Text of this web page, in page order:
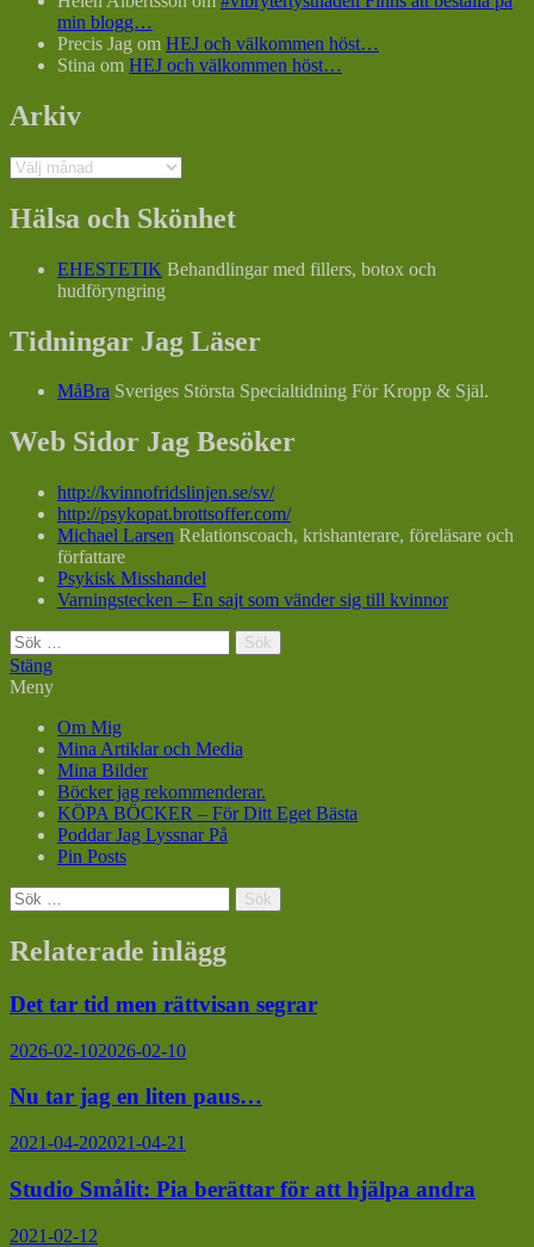
min blogg…
Precis Jag om HEJ och välkommen höst…
Stina om HEJ och välkommen höst…
Arkiv
Arkiv
Hälsa och Skönhet
EHESTETIK Behandlingar med fillers, botox och
hudföryngring
Tidningar Jag Läser
MåBra Sveriges Största Specialtidning För Kropp & Själ.
Web Sidor Jag Besöker
http://kvinnofridslinjen.se/sv/
http://psykopat.brottsoffer.com/
Michael Larsen Relationscoach, krishanterare, föreläsare och
författare
Psykisk Misshandel
Varningstecken – En sajt som vänder sig till kvinnor
Sök
efter:
Stäng
Meny
Om Mig
Mina Artiklar och Media
Mina Bilder
Böcker jag rekommenderar.
KÖPA BÖCKER – För Ditt Eget Bästa
Poddar Jag Lyssnar På
Pin Posts
Sök
efter:
Relaterade inlägg
Det tar tid men rättvisan segrar
2026-02-102026-02-10
Nu tar jag en liten paus…
2021-04-202021-04-21
Studio Smålit: Pia berättar för att hjälpa andra
2021-02-12